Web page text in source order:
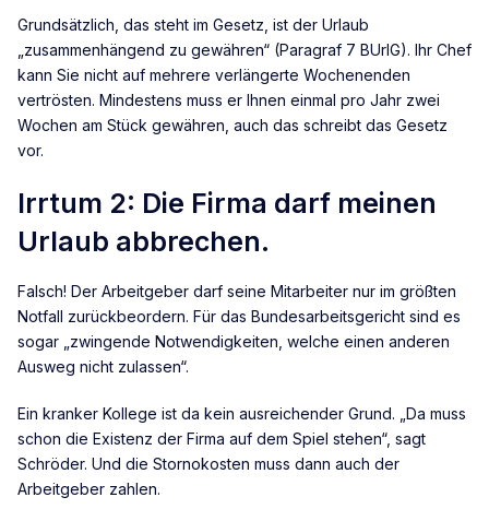
Grundsätzlich, das steht im Gesetz, ist der Urlaub
„zusammenhängend zu gewähren“ (Paragraf 7 BUrlG). Ihr Chef
kann Sie nicht auf mehrere verlängerte Wochenenden
vertrösten. Mindestens muss er Ihnen einmal pro Jahr zwei
Wochen am Stück gewähren, auch das schreibt das Gesetz
vor.
Irrtum 2: Die Firma darf meinen
Urlaub abbrechen.
Falsch! Der Arbeitgeber darf seine Mitarbeiter nur im größten
Notfall zurückbeordern. Für das Bundesarbeitsgericht sind es
sogar „zwingende Notwendigkeiten, welche einen anderen
Ausweg nicht zulassen“.
Ein kranker Kollege ist da kein ausreichender Grund. „Da muss
schon die Existenz der Firma auf dem Spiel stehen“, sagt
Schröder. Und die Stornokosten muss dann auch der
Arbeitgeber zahlen.